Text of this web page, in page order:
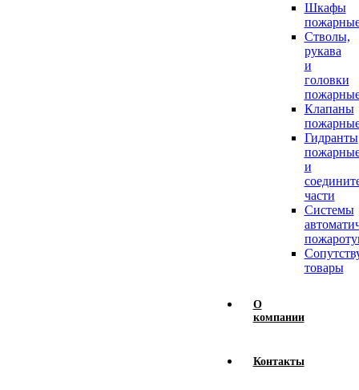
Шкафы
Стволы,
рукава
и
головки
Клапаны
Гидранты
и
части
Системы
товары
О
компании
Контакты